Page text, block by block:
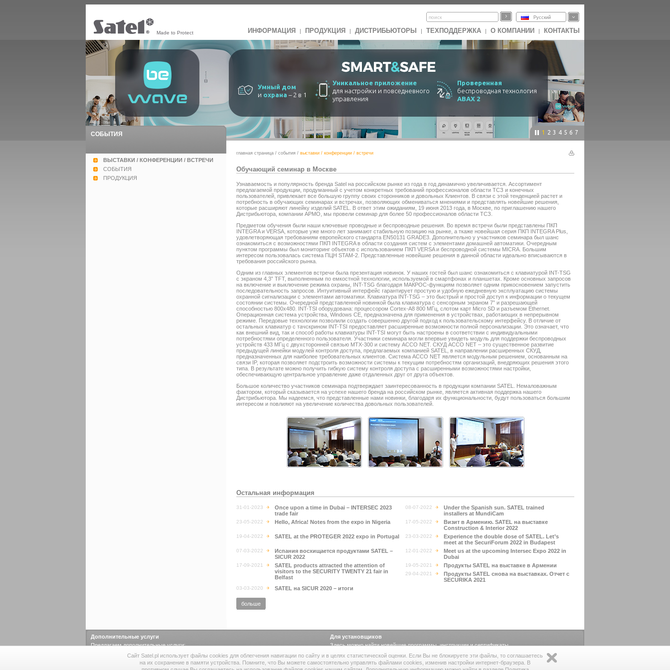
Made to Protect
Русский
ИНФОРМАЦИЯ | ПРОДУКЦИЯ | ДИСТРИБЬЮТОРЫ | ТЕХПОДДЕРЖКА | О КОМПАНИИ | КОНТАКТЫ
Умный дом
и охрана – 2 в 1
Уникальное приложение
для настройки и повседневного
управления
Проверенная
беспроводная технология
ABAX 2
1 2 3 4 5 6 7
СОБЫТИЯ
ВЫСТАВКИ / КОНФЕРЕНЦИИ / ВСТРЕЧИ
СОБЫТИЯ
ПРОДУКЦИЯ
главная страница / события / выставки / конференции / встречи
Обучающий семинар в Москве
Узнаваемость и популярность бренда Satel на российском рынке из года в год динамично увеличивается. Ассортимент
предлагаемой продукции, продуманный с учетом конкретных требований профессионалов области ТСЗ и конечных
пользователей, привлекает все большую группу своих сторонников и довольных Клиентов. В связи с этой тенденцией растет и
потребность в обучающих семинарах и встречах, позволяющих обмениваться мнениями и представлять новейшие решения,
которые расширяют линейку изделий SATEL. В ответ этим ожиданиям, 19 июня 2013 года, в Москве, по приглашению нашего
Дистрибьютора, компании АРМО, мы провели семинар для более 50 профессионалов области ТСЗ.
Предметом обучения были наши ключевые проводные и беспроводные решения. Во время встречи были представлены ПКП
INTEGRA и VERSA, которые уже много лет занимают стабильную позицию на рынке, а ткаже новейшая серия ПКП INTEGRA Plus,
удовлетворяющая требованиям европейского стандарта EN50131 GRADE3. Дополнительно у участников семинара был шанс
ознакомиться с возможностями ПКП INTEGRA в области создания систем с элементами домашней автоматики. Очередным
пунктом программы был мониторинг объектов с использованием ПКП VERSA и беспроводной системы MICRA. Большим
интересом пользовалась система ПЦН STAM-2. Представленные новейшие решения в данной области идеально вписываются в
требования российского рынка.
Одним из главных элементов встречи была презентация новинок. У наших гостей был шанс ознакомиться с клавиатурой INT-TSG
с экраном 4,3” TFT, выполненным по емкостной технологии, используемой в смартфонах и планшетах. Кроме основных запросов
на включение и выключение режима охраны, INT-TSG благодаря МАКРОС-функциям позволяет одним прикосновением запустить
последовательность запросов. Интуитивный интерфейс гарантирует простую и удобную ежедневную эксплуатацию системы
охранной сигнализации с элементами автоматики. Клавиатура INT-TSG – это быстрый и простой доступ к информации о текущем
состоянии системы. Очередной представленной новинкой была клавиатура с сенсорным экраном 7” и разрешающей
способностью 800x480. INT-TSI оборудована: процессором Cortex-A8 800 МГц, слотом карт Micro SD и разъемом Ethernet.
Операционная система устройства, Windows CE, предназначена для применения в устройствах, работающих в непрерывном
режиме. Передовые технологии позволили создать совершенно другой подход к пользовательскому интерфейсу. В отличие от
остальных клавиатур с тачскрином INT-TSI предоставляет расширенные возможности полной персонализации. Это означает, что
как внешний вид, так и способ работы клавиатуры INT-TSI могут быть настроены в соответствии с индивидуальными
потребностями определенного пользователя. Участники семинара могли впервые увидеть модуль для поддержки беспроводных
устройств 433 МГц с двухсторонней связью MTX-300 и систему ACCO NET. СКУД ACCO NET – это существенное развитие
предыдущей линейки модулей контроля доступа, предлагаемых компанией SATEL, в направлении расширенных СКУД,
предназначенных для наиболее требовательных клиентов. Система ACCO NET является модульным решением, основанным на
связи IP, которая позволяет подстроить возможности системы к текущим потребностям организаций, внедряющих решения этого
типа. В результате можно получить гибкую систему контроля доступа с расширенными возможностями настройки,
обеспечивающую центральное управление даже отдаленных друг от друга объектов.
Большое количество участников семинара подтверждает заинтересованность в продукции компании SATEL. Немаловажным
фактором, который сказывается на успехе нашего бренда на российском рынке, является активная поддержка нашего
Дистрибьютора. Мы надеемся, что представленные нами новинки, благодаря их функциональности, будут пользоваться большим
интересом и повлияют на увеличение количества довольных пользователей.
Остальная информация
31-01-2023
Once upon a time in Dubai – INTERSEC 2023
trade fair
08-07-2022
Under the Spanish sun. SATEL trained
installers at MundiCam
23-05-2022 Hello, Africa! Notes from the expo in Nigeria 17-05-2022
Визит в Армению. SATEL на выставке
Construction & Interior 2022
19-04-2022 SATEL at the PROTEGER 2022 expo in Portugal 23-03-2022
Experience the double dose of SATEL. Let’s
meet at the SecuriForum 2022 in Budapest
07-03-2022
Испания восхищается продуктами SATEL –
SICUR 2022
12-01-2022
Meet us at the upcoming Intersec Expo 2022 in
Dubai
17-09-2021
SATEL products attracted the attention of
visitors to the SECURITY TWENTY 21 fair in
Belfast
19-05-2021 Продукты SATEL на выставке в Армении
29-04-2021
Продукты SATEL снова на выставках. Отчет с
SECURIKA 2021
03-03-2020 SATEL на SICUR 2020 – итоги
больше
Дополнительные услуги
Предлагаем дополнительные услуги:
инструментальный цех·литейный цех ·лаборатория·поверхностный монтаж·
лаборатория KNX
Для установщиков
Здесь можно найти новейшие программы, инструкции и сертификаты.
программы·руководства·сертификаты
Сайт Satel.pl использует файлы cookies для облегчения навигации по сайту и в целях статистической оценки. Если Вы не блокируете эти файлы, то соглашаетесь
на их сохранение в памяти устройства. Помните, что Вы можете самостоятельно управлять файлами cookies, изменив настройки интернет-браузера. В